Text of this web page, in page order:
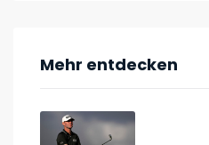
Mehr entdecken